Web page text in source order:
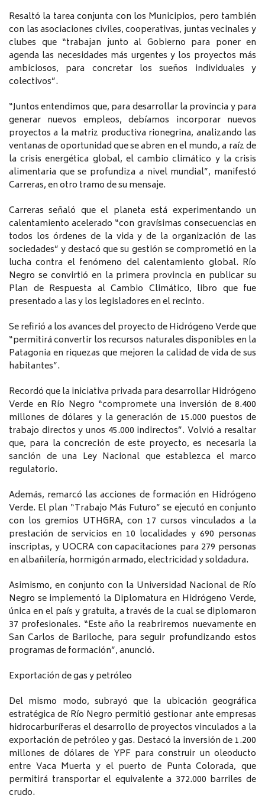
Resaltó la tarea conjunta con los Municipios, pero también
con las asociaciones civiles, cooperativas, juntas vecinales y
clubes que “trabajan junto al Gobierno para poner en
agenda las necesidades más urgentes y los proyectos más
ambiciosos, para concretar los sueños individuales y
colectivos”.
“Juntos entendimos que, para desarrollar la provincia y para
generar nuevos empleos, debíamos incorporar nuevos
proyectos a la matriz productiva rionegrina, analizando las
ventanas de oportunidad que se abren en el mundo, a raíz de
la crisis energética global, el cambio climático y la crisis
alimentaria que se profundiza a nivel mundial”, manifestó
Carreras, en otro tramo de su mensaje.
Carreras señaló que el planeta está experimentando un
calentamiento acelerado “con gravísimas consecuencias en
todos los órdenes de la vida y de la organización de las
sociedades” y destacó que su gestión se comprometió en la
lucha contra el fenómeno del calentamiento global. Río
Negro se convirtió en la primera provincia en publicar su
Plan de Respuesta al Cambio Climático, libro que fue
presentado a las y los legisladores en el recinto.
Se refirió a los avances del proyecto de Hidrógeno Verde que
“permitirá convertir los recursos naturales disponibles en la
Patagonia en riquezas que mejoren la calidad de vida de sus
habitantes”.
Recordó que la iniciativa privada para desarrollar Hidrógeno
Verde en Río Negro “compromete una inversión de 8.400
millones de dólares y la generación de 15.000 puestos de
trabajo directos y unos 45.000 indirectos”. Volvió a resaltar
que, para la concreción de este proyecto, es necesaria la
sanción de una Ley Nacional que establezca el marco
regulatorio.
Además, remarcó las acciones de formación en Hidrógeno
Verde. El plan “Trabajo Más Futuro” se ejecutó en conjunto
con los gremios UTHGRA, con 17 cursos vinculados a la
prestación de servicios en 10 localidades y 690 personas
inscriptas, y UOCRA con capacitaciones para 279 personas
en albañilería, hormigón armado, electricidad y soldadura.
Asimismo, en conjunto con la Universidad Nacional de Río
Negro se implementó la Diplomatura en Hidrógeno Verde,
única en el país y gratuita, a través de la cual se diplomaron
37 profesionales. “Este año la reabriremos nuevamente en
San Carlos de Bariloche, para seguir profundizando estos
programas de formación”, anunció.
Exportación de gas y petróleo
Del mismo modo, subrayó que la ubicación geográfica
estratégica de Río Negro permitió gestionar ante empresas
hidrocarburíferas el desarrollo de proyectos vinculados a la
exportación de petróleo y gas. Destacó la inversión de 1.200
millones de dólares de YPF para construir un oleoducto
entre Vaca Muerta y el puerto de Punta Colorada, que
permitirá transportar el equivalente a 372.000 barriles de
crudo.